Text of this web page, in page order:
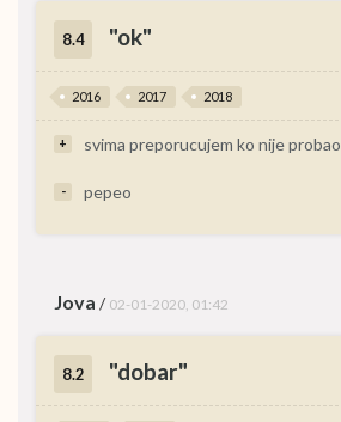
8.4 "ok"
2016 2017 2018
+ svima preporucujem ko nije probao
- pepeo
Jova / 02-01-2020, 01:42
8.2 "dobar"